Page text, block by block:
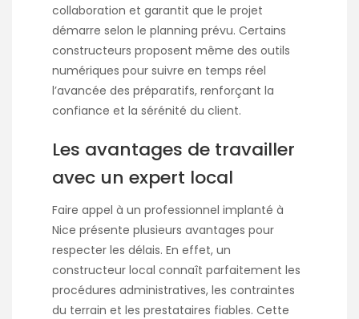
collaboration et garantit que le projet
démarre selon le planning prévu. Certains
constructeurs proposent même des outils
numériques pour suivre en temps réel
l’avancée des préparatifs, renforçant la
confiance et la sérénité du client.
Les avantages de travailler
avec un expert local
Faire appel à un professionnel implanté à
Nice présente plusieurs avantages pour
respecter les délais. En effet, un
constructeur local connaît parfaitement les
procédures administratives, les contraintes
du terrain et les prestataires fiables. Cette